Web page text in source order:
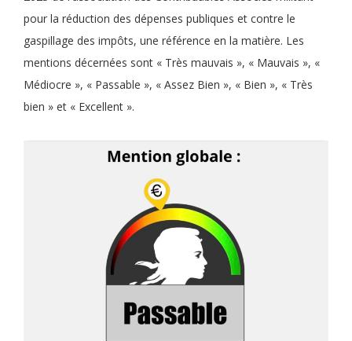
pour la réduction des dépenses publiques et contre le
gaspillage des impôts, une référence en la matière. Les
mentions décernées sont « Très mauvais », « Mauvais », «
Médiocre », « Passable », « Assez Bien », « Bien », « Très
bien » et « Excellent ».